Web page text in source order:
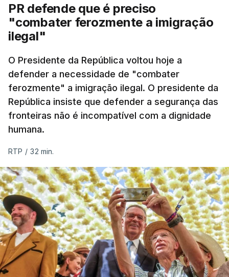
PR defende que é preciso
"combater ferozmente a imigração
ilegal"
O Presidente da República voltou hoje a
defender a necessidade de "combater
ferozmente" a imigração ilegal. O presidente da
República insiste que defender a segurança das
fronteiras não é incompatível com a dignidade
humana.
RTP / 32 min.